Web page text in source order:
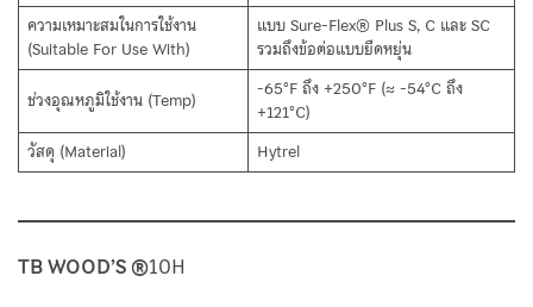
ความเหมาะสมในการใช้งาน
(Suitable For Use With)
แบบ Sure-Flex® Plus S, C และ SC
รวมถึงข้อต่อแบบยืดหยุ่น
ช่วงอุณหภูมิใช้งาน (Temp)
-65°F ถึง +250°F (≈ -54°C ถึง
+121°C)
วัสดุ (Material)
Hytrel
TB WOOD’S ®10H